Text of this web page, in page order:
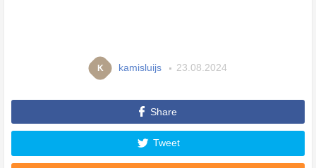
K kamisluijs 23.08.2024
Share
Tweet